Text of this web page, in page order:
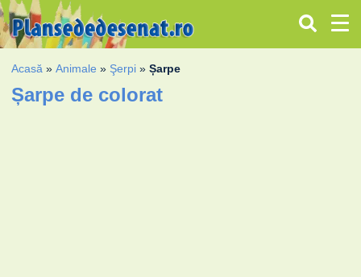
Acasă »Animale » Şerpi »Șarpe
Șarpe de colorat